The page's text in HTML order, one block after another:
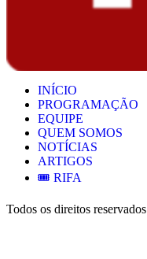
INÍCIO
PROGRAMAÇÃO
EQUIPE
QUEM SOMOS
NOTÍCIAS
ARTIGOS
🎟️ RIFA
Todos os direitos reservados